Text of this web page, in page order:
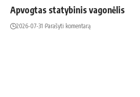
Apvogtas statybinis vagonėlis
2026-07-31 Parašyti komentarą